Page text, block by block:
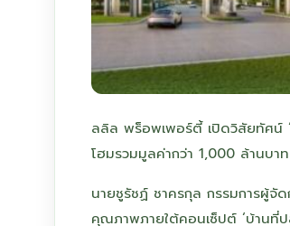
ลลิล พร็อพเพอร์ตี้ เปิดวิสัยทัศน์
โฮมรวมมูลค่ากว่า 1,000 ล้านบา
นายชูรัชฏ์ ชาครกุล กรรมการผู้
คุณภาพภายใต้คอนเซ็ปต์ ‘บ้านที่ป